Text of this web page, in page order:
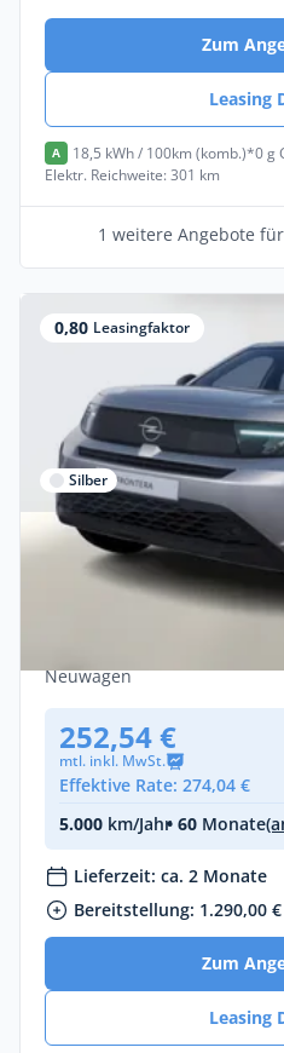
Zum
Leasing
A 18,5 kWh / 100km (komb.)*0 g
Elektr. Reichweite: 301 km
1 weitere Angebote
0,80 Leasingfaktor
Silber
Gewerbe & Privat
Opel Frontera 44kWh
PDC Leasing privat
Neuwagen
252,54 €
mtl. inkl. MwSt.
Effektive Rate: 274,04 €
5.000 km/Jahr• 60 Monate
Lieferzeit: ca. 2 Monate
Bereitstellung: 1.290,00 €
Zum
Leasing